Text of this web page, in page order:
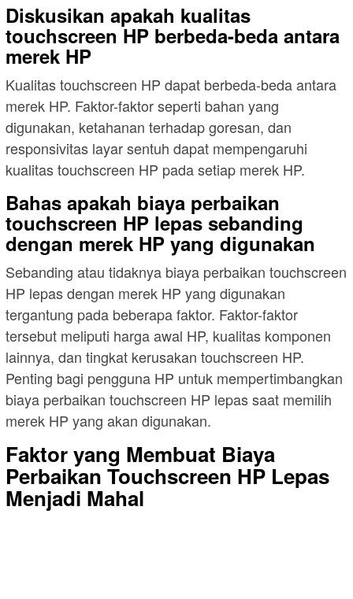
Diskusikan apakah kualitas
touchscreen HP berbeda-beda antara
merek HP
Kualitas touchscreen HP dapat berbeda-beda antara
merek HP. Faktor-faktor seperti bahan yang
digunakan, ketahanan terhadap goresan, dan
responsivitas layar sentuh dapat mempengaruhi
kualitas touchscreen HP pada setiap merek HP.
Bahas apakah biaya perbaikan
touchscreen HP lepas sebanding
dengan merek HP yang digunakan
Sebanding atau tidaknya biaya perbaikan touchscreen
HP lepas dengan merek HP yang digunakan
tergantung pada beberapa faktor. Faktor-faktor
tersebut meliputi harga awal HP, kualitas komponen
lainnya, dan tingkat kerusakan touchscreen HP.
Penting bagi pengguna HP untuk mempertimbangkan
biaya perbaikan touchscreen HP lepas saat memilih
merek HP yang akan digunakan.
Faktor yang Membuat Biaya
Perbaikan Touchscreen HP Lepas
Menjadi Mahal